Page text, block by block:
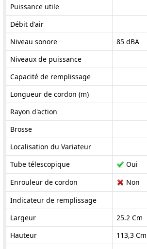
Puissance utile
Débit d'air
Niveau sonore
85 dBA
Niveaux de puissance
Capacité de remplissage
Longueur de cordon (m)
Rayon d'action
Brosse
Localisation du Variateur
Tube télescopique
Oui
Enrouleur de cordon
Non
Indicateur de remplissage
Largeur
25.2 Cm
Hauteur
113,3 Cm